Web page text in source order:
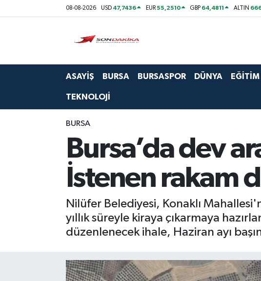
08-08-2026 USD 47,7436 EUR55,2510 GBP 64,4811 ALTIN
ASAYİŞ BURSA BURSASPOR DÜNYA EĞİTİM
TEKNOLOJİ
BURSA
Bursa’da dev
İstenen rakam
Nilüfer Belediyesi, Konaklı
yıllık süreyle kiraya çıkarmaya
düzenlenecek ihale, Haziran ayı
Ekonomi
Foto Galeri